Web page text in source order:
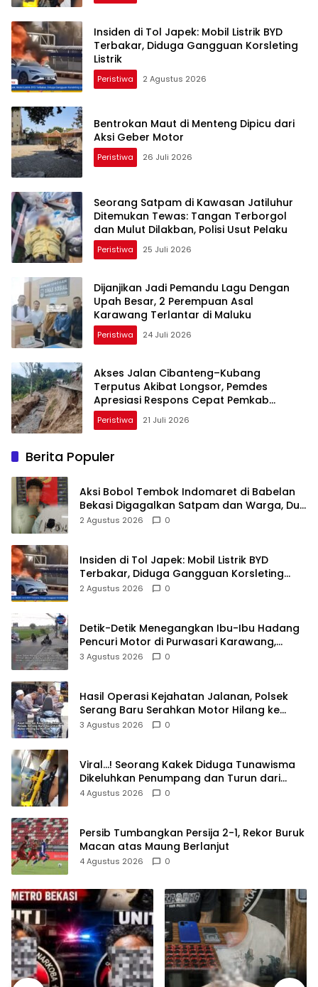
Insiden di Tol Japek: Mobil Listrik BYD
Terbakar, Diduga Gangguan Korsleting
Listrik
Peristiwa 2 Agustus 2026
Bentrokan Maut di Menteng Dipicu dari
Aksi Geber Motor
Peristiwa 26 Juli 2026
Seorang Satpam di Kawasan Jatiluhur
Ditemukan Tewas: Tangan Terborgol
dan Mulut Dilakban, Polisi Usut Pelaku
Peristiwa 25 Juli 2026
Dijanjikan Jadi Pemandu Lagu Dengan
Upah Besar, 2 Perempuan Asal
Karawang Terlantar di Maluku
Peristiwa 24 Juli 2026
Akses Jalan Cibanteng–Kubang
Terputus Akibat Longsor, Pemdes
Apresiasi Respons Cepat Pemkab
Cianjur
Peristiwa 21 Juli 2026
Berita Populer
Aksi Bobol Tembok Indomaret di Babelan
Bekasi Digagalkan Satpam dan Warga, Dua
Pelaku Diamankan
2 Agustus 2026 0
Insiden di Tol Japek: Mobil Listrik BYD
Terbakar, Diduga Gangguan Korsleting
Listrik
2 Agustus 2026 0
Detik-Detik Menegangkan Ibu-Ibu Hadang
Pencuri Motor di Purwasari Karawang,
Pelaku Lolos di Tengah Keramaian!
3 Agustus 2026 0
Hasil Operasi Kejahatan Jalanan, Polsek
Serang Baru Serahkan Motor Hilang ke
Pemilik
3 Agustus 2026 0
Viral…! Seorang Kakek Diduga Tunawisma
Dikeluhkan Penumpang dan Turun dari
TransJakarta Karena Bau Badan
4 Agustus 2026 0
Persib Tumbangkan Persija 2-1, Rekor Buruk
Macan atas Maung Berlanjut
4 Agustus 2026 0